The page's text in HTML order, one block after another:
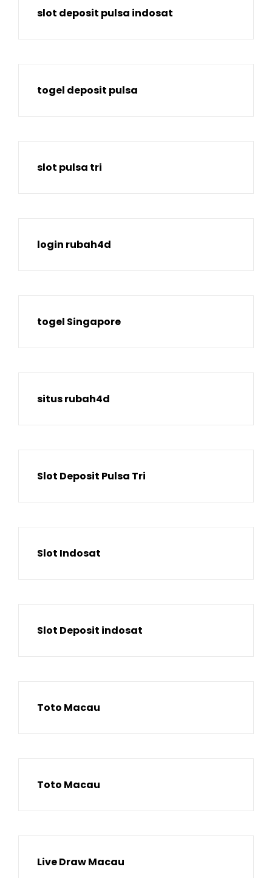
slot deposit pulsa indosat
togel deposit pulsa
slot pulsa tri
login rubah4d
togel Singapore
situs rubah4d
Slot Deposit Pulsa Tri
Slot Indosat
Slot Deposit indosat
Toto Macau
Toto Macau
Live Draw Macau